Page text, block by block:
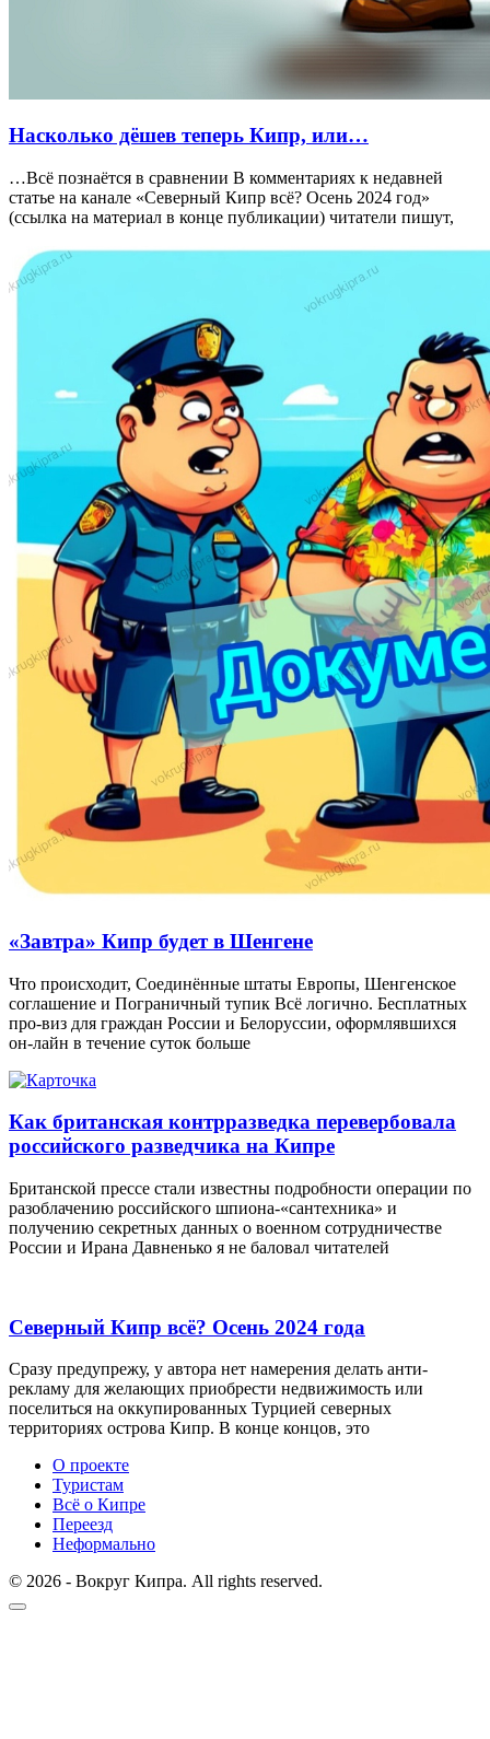
Насколько дёшев теперь Кипр, или…
…Всё познаётся в сравнении В комментариях к недавней
статье на канале «Северный Кипр всё? Осень 2024 год»
(ссылка на материал в конце публикации) читатели пишут,
«Завтра» Кипр будет в Шенгене
Что происходит, Соединённые штаты Европы, Шенгенское
соглашение и Пограничный тупик Всё логично. Бесплатных
про-виз для граждан России и Белоруссии, оформлявшихся
он-лайн в течение суток больше
Как британская контрразведка перевербовала
российского разведчика на Кипре
Британской прессе стали известны подробности операции по
разоблачению российского шпиона-«сантехника» и
получению секретных данных о военном сотрудничестве
России и Ирана Давненько я не баловал читателей
Северный Кипр всё? Осень 2024 года
Сразу предупрежу, у автора нет намерения делать анти-
рекламу для желающих приобрести недвижимость или
поселиться на оккупированных Турцией северных
территориях острова Кипр. В конце концов, это
О проекте
Туристам
Всё о Кипре
Переезд
Неформально
© 2026 - Вокруг Кипра. All rights reserved.